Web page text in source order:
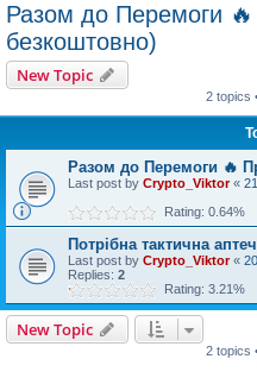
Разом до Перемоги
безкоштовно)
New Topic
2 topics
Разом до Перемоги 🔥
Last post by Crypto_Viktor«
Rating: 0.64%
Потрібна тактична
Last post by Crypto_Viktor«
Replies: 2
Rating: 3.21%
New Topic
2 topics